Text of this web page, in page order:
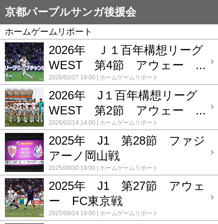
京都パープルサンガ後援会
ホームゲームリポート
2026年 Ｊ１百年構想リーグ
WEST 第4節 アウェー ...
2026/02/27 19:00 ホームゲームリポート
2026年 J１百年構想リーグ
WEST 第2節 アウェー ...
2026/02/14 14:00 ホームゲームリポート
2025年 J1 第28節 ファジ
アーノ岡山戦
2025/08/30 19:00 ホームゲームリポート
2025年 J1 第27節 アウェ
ー FC東京戦
2025/08/24 19:00 ホームゲームリポート